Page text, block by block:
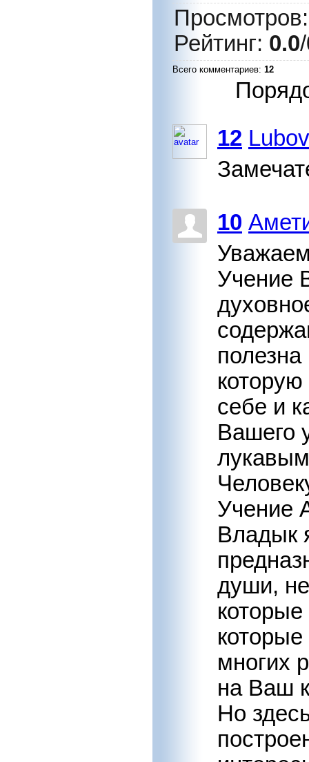
Просмотров
Рейтинг: 0.0/
Всего комментариев: 12
12 Lubov
10
Учение
себе и
Вашего
Учение
Владык
души,
многих
на Ваш
Но